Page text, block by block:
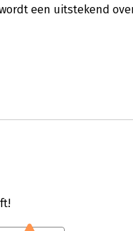
een uitstekend